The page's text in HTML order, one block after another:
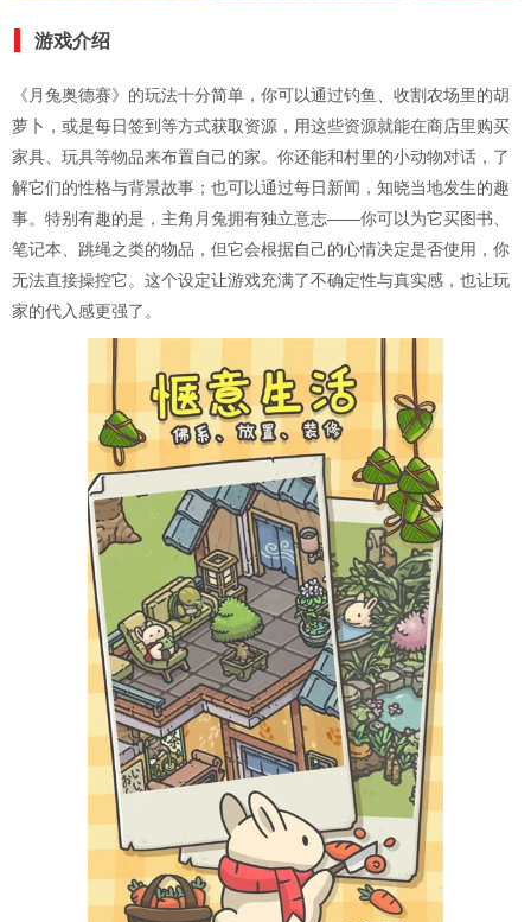
游戏介绍
《月兔奥德赛》的玩法十分简单，你可以通过钓鱼、收割农场里的胡
萝卜，或是每日签到等方式获取资源，用这些资源就能在商店里购买
家具、玩具等物品来布置自己的家。你还能和村里的小动物对话，了
解它们的性格与背景故事；也可以通过每日新闻，知晓当地发生的趣
事。特别有趣的是，主角月兔拥有独立意志——你可以为它买图书、
笔记本、跳绳之类的物品，但它会根据自己的心情决定是否使用，你
无法直接操控它。这个设定让游戏充满了不确定性与真实感，也让玩
家的代入感更强了。